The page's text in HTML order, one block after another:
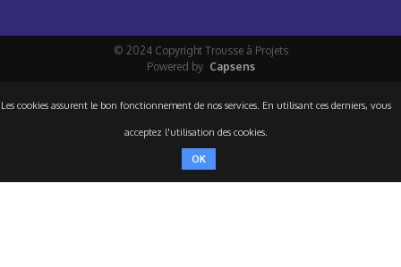
© 2024 Copyright Trousse à Projets
Powered by Capsens
Les cookies assurent le bon fonctionnement de nos services. En utilisant ces derniers, vous
acceptez l'utilisation des cookies.
OK